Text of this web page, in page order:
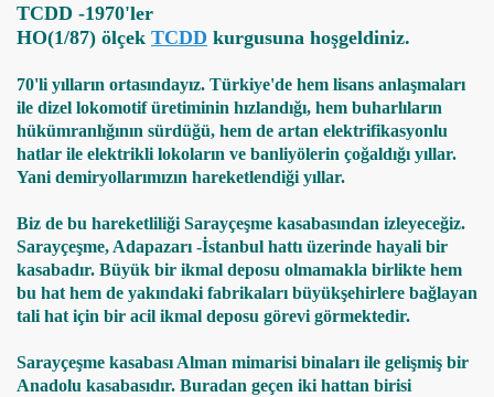
TCDD -1970'ler
HO(1/87) ölçek TCDD kurgusuna hoşgeldiniz.
70'li yılların ortasındayız. Türkiye'de hem lisans anlaşmaları
ile dizel lokomotif üretiminin hızlandığı, hem buharlıların
hükümranlığının sürdüğü, hem de artan elektrifikasyonlu
hatlar ile elektrikli lokoların ve banliyölerin çoğaldığı yıllar.
Yani demiryollarımızın hareketlendiği yıllar.
Biz de bu hareketliliği Sarayçeşme kasabasından izleyeceğiz.
Sarayçeşme, Adapazarı -İstanbul hattı üzerinde hayali bir
kasabadır. Büyük bir ikmal deposu olmamakla birlikte hem
bu hat hem de yakındaki fabrikaları büyükşehirlere bağlayan
tali hat için bir acil ikmal deposu görevi görmektedir.
Sarayçeşme kasabası Alman mimarisi binaları ile gelişmiş bir
Anadolu kasabasıdır. Buradan geçen iki hattan birisi